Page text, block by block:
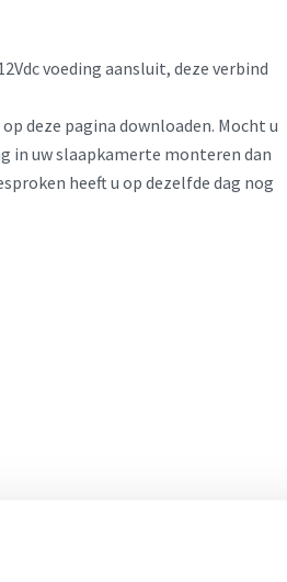
voeding aansluit, deze verbind
deze pagina downloaden. Mocht u
in uw slaapkamerte monteren dan
heeft u op dezelfde dag nog